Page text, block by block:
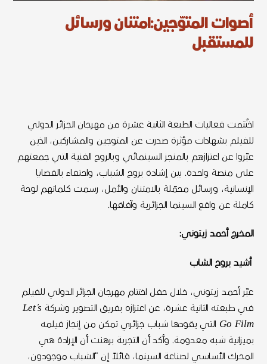
أصوات المتوّجين:امتنان ورسائل
للمستقبل
اختُتمت فعاليات الطبعة الثانية عشرة من مهرجان الجزائر الدولي
للفيلم بشهادات مؤثرة صدرت عن المتوجين والمشاركين، الذين
عبّروا عن اعتزازهم بالمنجز السينمائي وبالروح الفنية التي جمعتهم
على منصة واحدة. بين إشادة بروح الشباب، واحتفاء بالقضايا
الإنسانية، ورسائل محمّلة بالامتنان والأمل، رسمت كلماتهم لوحة
كاملة عن واقع السينما الجزائرية وآفاقها.
المخرج أحمد زيتوني:
أشيد بروح الشاب
عبّر أحمد زيتوني، خلال حفل اختتام مهرجان الجزائر الدولي للفيلم
في طبعته الثانية عشرة، عن اعتزازه بفريق التصوير وشركة Let’s
Go Film التي يقودها شباب جزائري تمكن من إنجاز فيلمه
بميزانية شبه معدومة. وأكد أن التجربة برهنت أن الإرادة هي
المحرك الأساسي لصناعة السينما، قائلاً إن “الشباب موجودون،